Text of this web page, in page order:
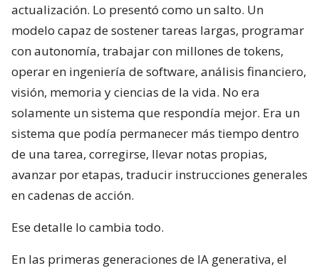
actualización. Lo presentó como un salto. Un
modelo capaz de sostener tareas largas, programar
con autonomía, trabajar con millones de tokens,
operar en ingeniería de software, análisis financiero,
visión, memoria y ciencias de la vida. No era
solamente un sistema que respondía mejor. Era un
sistema que podía permanecer más tiempo dentro
de una tarea, corregirse, llevar notas propias,
avanzar por etapas, traducir instrucciones generales
en cadenas de acción.
Ese detalle lo cambia todo.
En las primeras generaciones de IA generativa, el